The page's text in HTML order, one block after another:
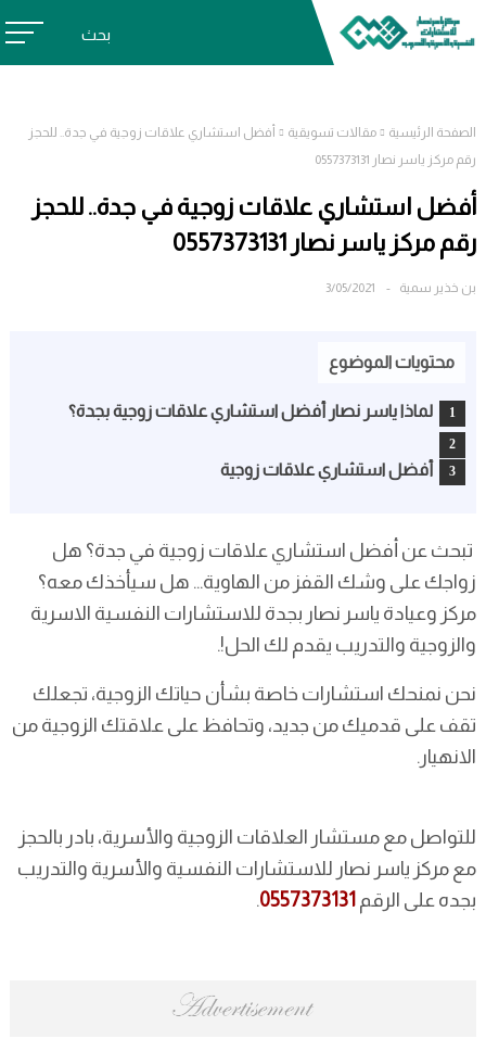
بحث
الصفحة الرئيسية مقالات تسويقية
أفضل استشاري علاقات زوجية في جدة.. للحجز
رقم مركز ياسر نصار 0557373131
أفضل استشاري علاقات زوجية في جدة.. للحجز
رقم مركز ياسر نصار 0557373131
بن خذير سمية 3/05/2021
محتويات الموضوع
لماذا ياسر نصار أفضل استشاري علاقات زوجية بجدة؟
أفضل استشاري علاقات زوجية
تبحث عن أفضل استشاري علاقات زوجية في جدة؟ هل
زواجك على وشك القفز من الهاوية... هل سيأخذك معه؟
مركز وعيادة ياسر نصار بجدة للاستشارات النفسية الاسرية
والزوجية والتدريب يقدم لك الحل!.
نحن نمنحك استشارات خاصة بشأن حياتك الزوجية، تجعلك
تقف على قدميك من جديد، وتحافظ على علاقتك الزوجية من
الانهيار.
للتواصل مع مستشار العلاقات الزوجية والأسرية، بادر بالحجز
مع مركز ياسر نصار للاستشارات النفسية والأسرية والتدريب
بجده على الرقم0557373131
.